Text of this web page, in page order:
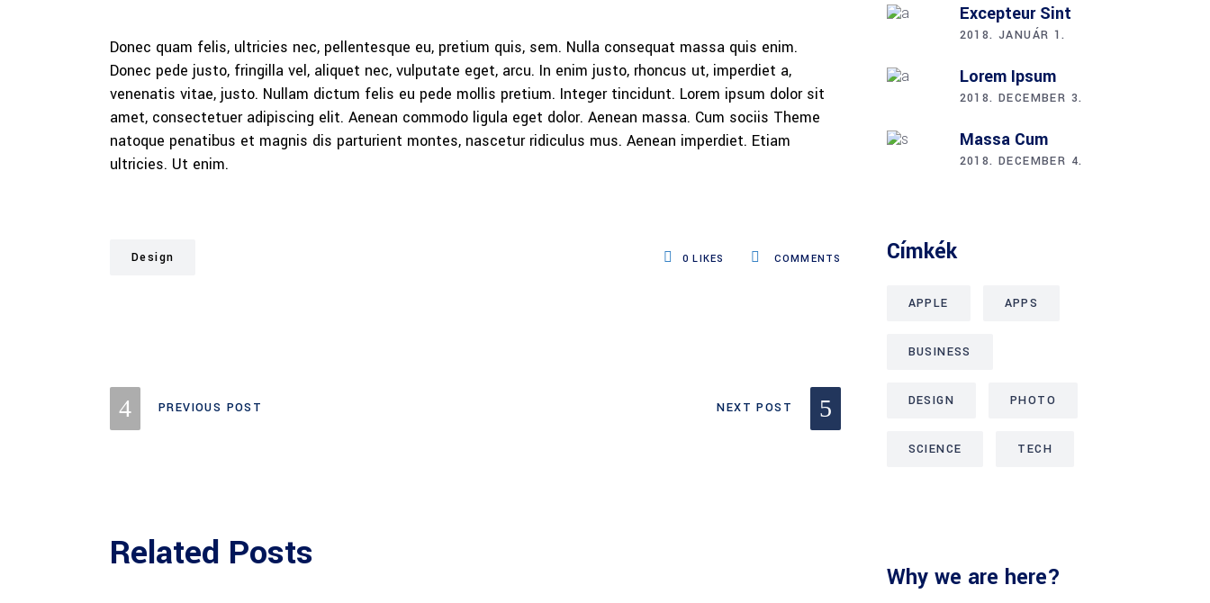
Donec quam felis, ultricies nec, pellentesque eu, pretium quis, sem. Nulla consequat massa quis enim.
Donec pede justo, fringilla vel, aliquet nec, vulputate eget, arcu. In enim justo, rhoncus ut, imperdiet a,
venenatis vitae, justo. Nullam dictum felis eu pede mollis pretium. Integer tincidunt. Lorem ipsum dolor sit
amet, consectetuer adipiscing elit. Aenean commodo ligula eget dolor. Aenean massa. Cum sociis Theme
natoque penatibus et magnis dis parturient montes, nascetur ridiculus mus. Aenean imperdiet. Etiam
ultricies. Ut enim.
Design COMMENTS
0 LIKES
PREVIOUS POST NEXT POST
Related Posts
Excepteur Sint
2018. JANUÁR 1.
Lorem Ipsum
2018. DECEMBER 3.
Massa Cum
2018. DECEMBER 4.
Címkék
APPLE APPS
BUSINESS
DESIGN PHOTO
SCIENCE TECH
Why we are here?